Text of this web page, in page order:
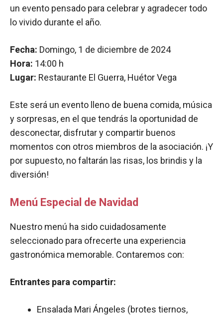
un evento pensado para celebrar y agradecer todo
lo vivido durante el año.
Fecha: Domingo, 1 de diciembre de 2024
Hora: 14:00 h
Lugar: Restaurante El Guerra, Huétor Vega
Este será un evento lleno de buena comida, música
y sorpresas, en el que tendrás la oportunidad de
desconectar, disfrutar y compartir buenos
momentos con otros miembros de la asociación. ¡Y
por supuesto, no faltarán las risas, los brindis y la
diversión!
Menú Especial de Navidad
Nuestro menú ha sido cuidadosamente
seleccionado para ofrecerte una experiencia
gastronómica memorable. Contaremos con:
Entrantes para compartir:
Ensalada Mari Ángeles (brotes tiernos,